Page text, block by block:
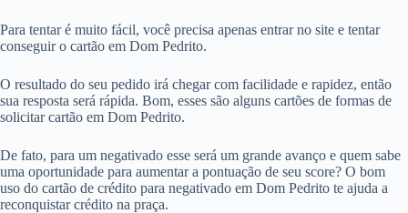
Para tentar é muito fácil, você precisa apenas entrar no site e tentar
conseguir o cartão em Dom Pedrito.
O resultado do seu pedido irá chegar com facilidade e rapidez, então
sua resposta será rápida. Bom, esses são alguns cartões de formas de
solicitar cartão em Dom Pedrito.
De fato, para um negativado esse será um grande avanço e quem sabe
uma oportunidade para aumentar a pontuação de seu score? O bom
uso do cartão de crédito para negativado em Dom Pedrito te ajuda a
reconquistar crédito na praça.